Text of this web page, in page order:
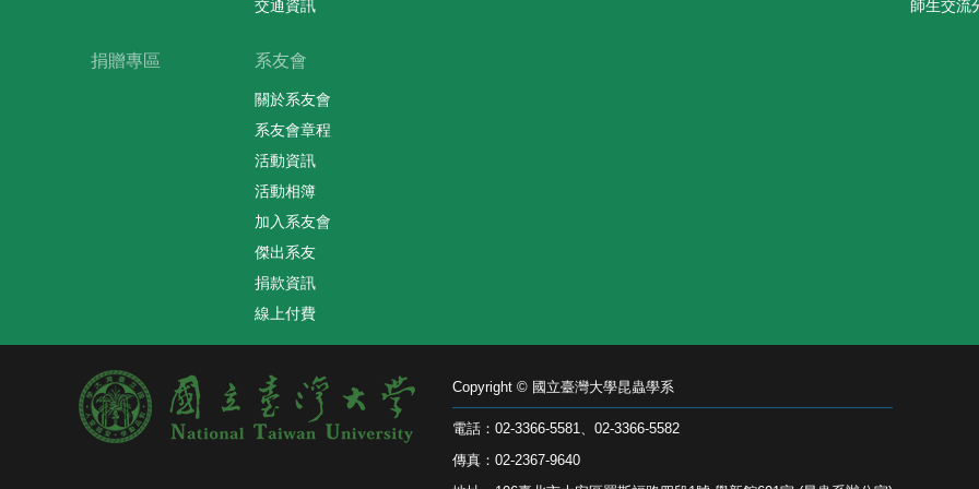
交通資訊 師生交流
捐贈專區 系友會
關於系友會
系友會章程
活動資訊
活動相簿
加入系友會
傑出系友
捐款資訊
線上付費
Copyright © 國立臺灣大學昆蟲學系
電話：02-3366-5581、02-3366-5582
傳真：02-2367-9640